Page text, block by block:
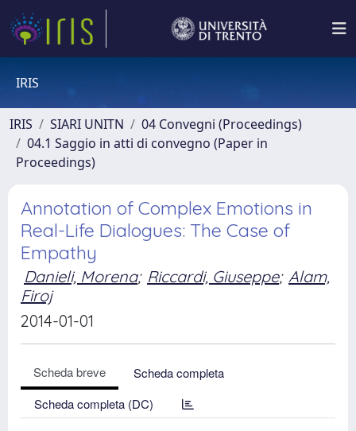
IRIS
IRIS SIARI UNITN
04 Convegni (Proceedings)
04.1 Saggio in atti di convegno (Paper in
Proceedings)
Annotation of Complex Emotions in
Real-Life Dialogues: The Case of
Empathy
Danieli, Morena; Riccardi, Giuseppe; Alam,
Firoj
2014-01-01
Scheda breve
Scheda completa
Scheda completa (DC)